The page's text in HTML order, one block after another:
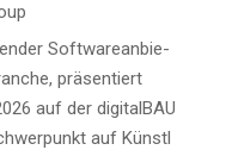
Soft­ware­an­bie­
prä­sen­tiert
auf der digi­tal­BAU
auf Künst­l